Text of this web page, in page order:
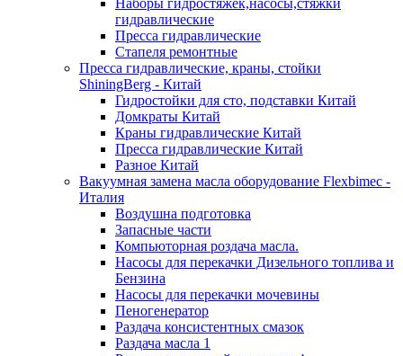
Наборы гидростяжек,насосы,стяжки
гидравлические
Пресса гидравлические
Стапеля ремонтные
Пресса гидравлические, краны, стойки
ShiningBerg - Китай
Гидростойки для сто, подставки Китай
Домкраты Китай
Краны гидравлические Китай
Пресса гидравлические Китай
Разное Китай
Вакуумная замена масла оборудование Flexbimeс -
Италия
Воздушна подготовка
Запасные части
Компьюторная роздача масла.
Насосы для перекачки Дизельного топлива и
Бензина
Насосы для перекачки мочевины
Пеногенератор
Раздача консистентных смазок
Раздача масла 1